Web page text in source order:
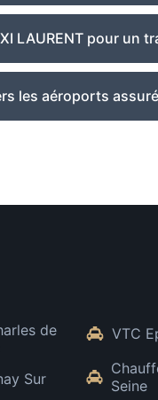
LAURENT pour un
les aéroports
de
Sur
VTC
Seine